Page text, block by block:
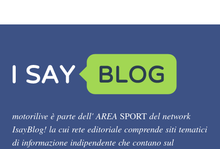
motorilive è parte dell' AREA SPORT del network
IsayBlog! la cui rete editoriale comprende siti tematici
di informazione indipendente che contano sul